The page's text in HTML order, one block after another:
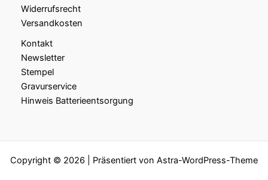
Widerrufsrecht
Versandkosten
Kontakt
Newsletter
Stempel
Gravurservice
Hinweis Batterieentsorgung
Copyright © 2026 | Präsentiert von Astra-WordPress-Theme